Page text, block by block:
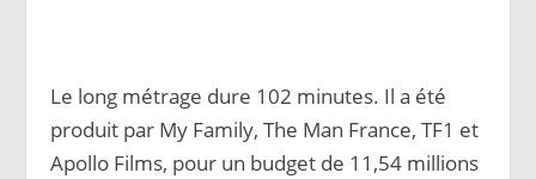
Le long métrage dure 102 minutes. Il a été
produit par My Family, The Man France, TF1 et
Apollo Films, pour un budget de 11,54 millions